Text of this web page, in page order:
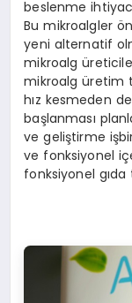
beslenme
Bu mikroalgler
yeni alternatif
mikroalg
mikroalg üretim
hız kesmeden
başlanması
ve geliştirme
ve fonksiyonel
fonksiyonel